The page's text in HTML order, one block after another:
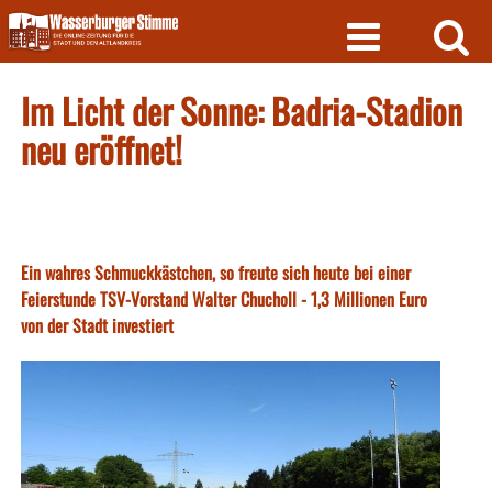
Skip
to
content
Im Licht der Sonne: Badria-Stadion
neu eröffnet!
Ein wahres Schmuckkästchen, so freute sich heute bei einer
Feierstunde TSV-Vorstand Walter Chucholl - 1,3 Millionen Euro
von der Stadt investiert